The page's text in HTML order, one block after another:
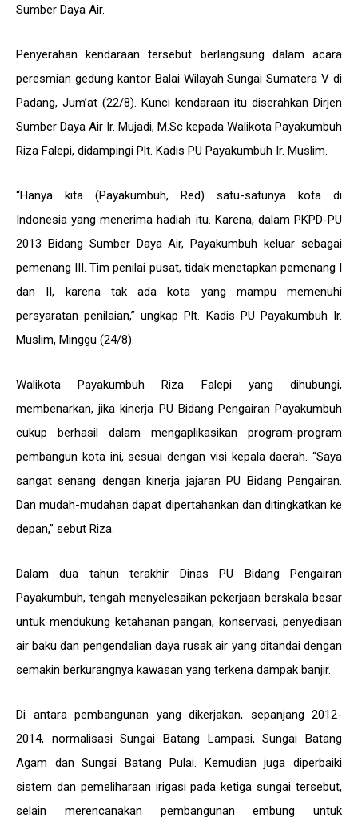
Sumber Daya Air.
Penyerahan kendaraan tersebut berlangsung dalam acara
peresmian gedung kantor Balai Wilayah Sungai Sumatera V di
Padang, Jum’at (22/8). Kunci kendaraan itu diserahkan Dirjen
Sumber Daya Air Ir. Mujadi, M.Sc kepada Walikota Payakumbuh
Riza Falepi, didampingi Plt. Kadis PU Payakumbuh Ir. Muslim.
“Hanya kita (Payakumbuh, Red) satu-satunya kota di
Indonesia yang menerima hadiah itu. Karena, dalam PKPD-PU
2013 Bidang Sumber Daya Air, Payakumbuh keluar sebagai
pemenang III. Tim penilai pusat, tidak menetapkan pemenang I
dan II, karena tak ada kota yang mampu memenuhi
persyaratan penilaian,” ungkap Plt. Kadis PU Payakumbuh Ir.
Muslim, Minggu (24/8).
Walikota Payakumbuh Riza Falepi yang dihubungi,
membenarkan, jika kinerja PU Bidang Pengairan Payakumbuh
cukup berhasil dalam mengaplikasikan program-program
pembangun kota ini, sesuai dengan visi kepala daerah. “Saya
sangat senang dengan kinerja jajaran PU Bidang Pengairan.
Dan mudah-mudahan dapat dipertahankan dan ditingkatkan ke
depan,” sebut Riza.
Dalam dua tahun terakhir Dinas PU Bidang Pengairan
Payakumbuh, tengah menyelesaikan pekerjaan berskala besar
untuk mendukung ketahanan pangan, konservasi, penyediaan
air baku dan pengendalian daya rusak air yang ditandai dengan
semakin berkurangnya kawasan yang terkena dampak banjir.
Di antara pembangunan yang dikerjakan, sepanjang 2012-
2014, normalisasi Sungai Batang Lampasi, Sungai Batang
Agam dan Sungai Batang Pulai. Kemudian juga diperbaiki
sistem dan pemeliharaan irigasi pada ketiga sungai tersebut,
selain merencanakan pembangunan embung untuk